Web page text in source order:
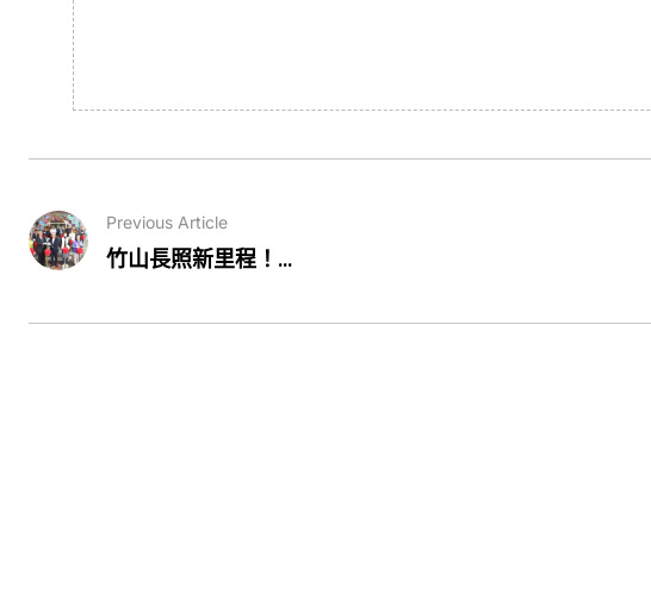
Previous Article
竹山長照新里程！...